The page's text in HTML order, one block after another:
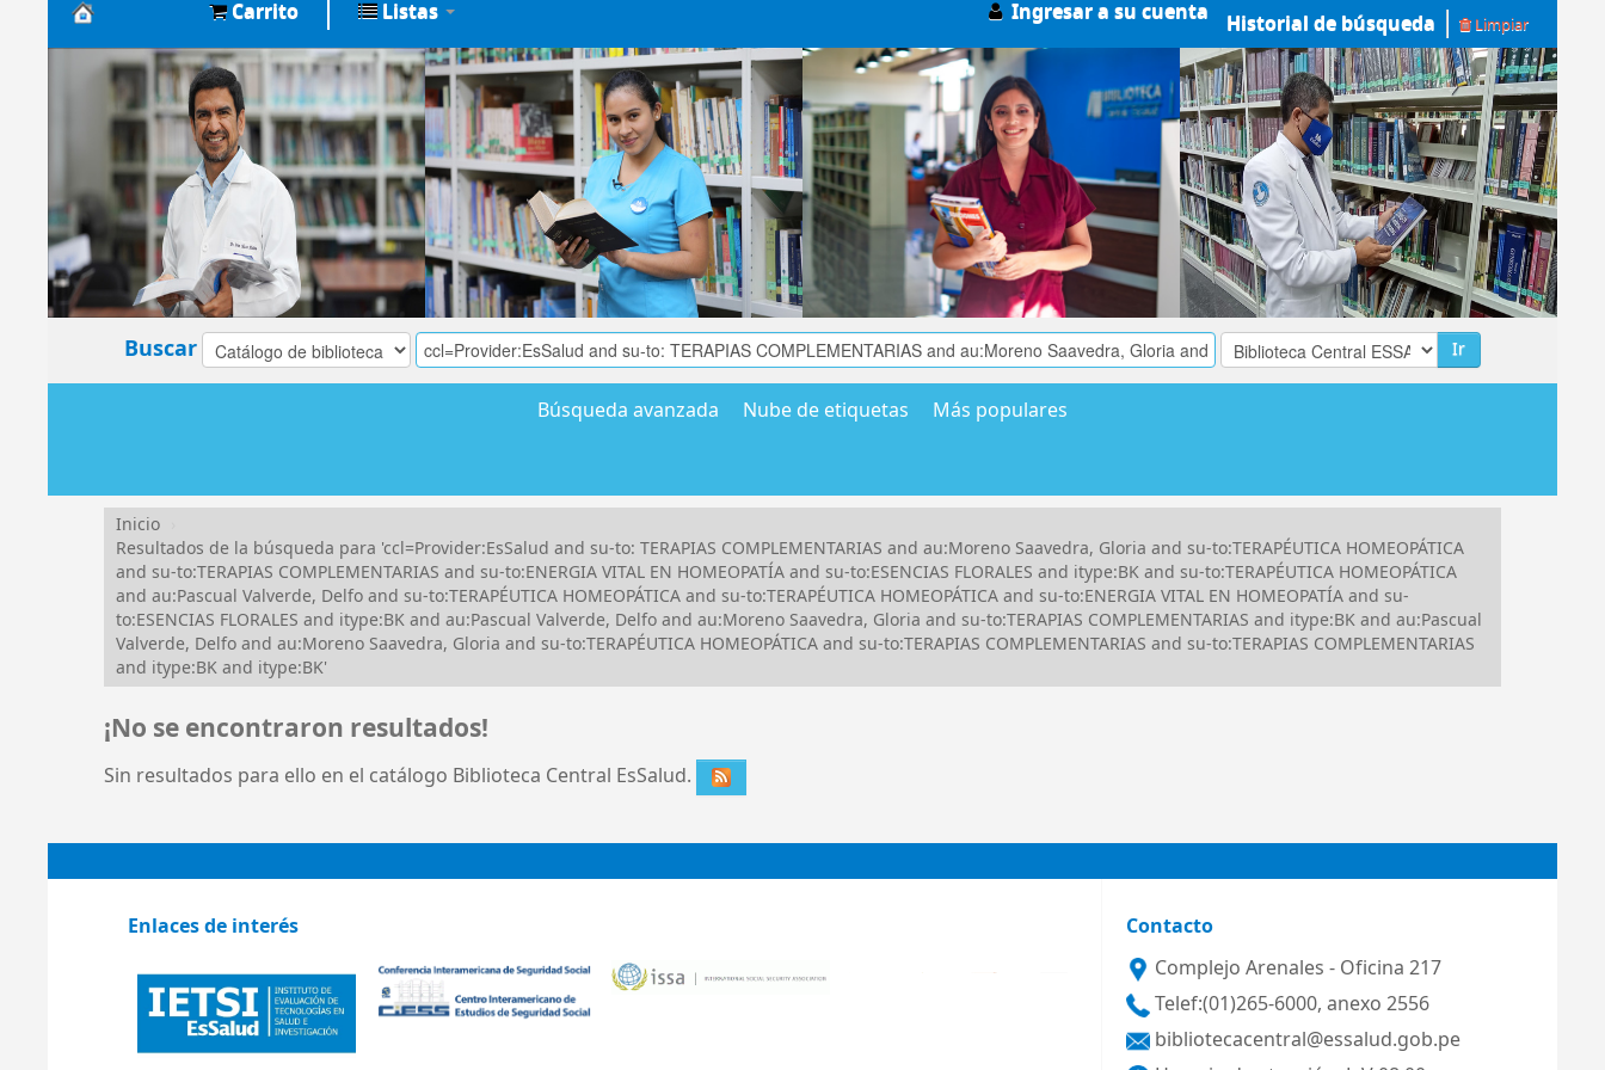
Biblioteca
Central
EsSalud
Carrito Listas Ingresar a su cuenta Historial de búsqueda Limpiar
Buscar Ir
Búsqueda avanzada Nube de etiquetas Más populares
Inicio
Resultados de la búsqueda para 'ccl=Provider:EsSalud and su-to: TERAPIAS COMPLEMENTARIAS and au:Moreno Saavedra, Gloria and su-to:TERAPÉUTICA HOMEOPÁTICA
and su-to:TERAPIAS COMPLEMENTARIAS and su-to:ENERGIA VITAL EN HOMEOPATÍA and su-to:ESENCIAS FLORALES and itype:BK and su-to:TERAPÉUTICA HOMEOPÁTICA
and au:Pascual Valverde, Delfo and su-to:TERAPÉUTICA HOMEOPÁTICA and su-to:TERAPÉUTICA HOMEOPÁTICA and su-to:ENERGIA VITAL EN HOMEOPATÍA and su-
to:ESENCIAS FLORALES and itype:BK and au:Pascual Valverde, Delfo and au:Moreno Saavedra, Gloria and su-to:TERAPIAS COMPLEMENTARIAS and itype:BK and au:Pascual
Valverde, Delfo and au:Moreno Saavedra, Gloria and su-to:TERAPÉUTICA HOMEOPÁTICA and su-to:TERAPIAS COMPLEMENTARIAS and su-to:TERAPIAS COMPLEMENTARIAS
and itype:BK and itype:BK'
¡No se encontraron resultados!
Sin resultados para ello en el catálogo Biblioteca Central EsSalud.
Enlaces de interés
Contacto
Complejo Arenales - Oficina 217
Telef:(01)265-6000, anexo 2556
bibliotecacentral@essalud.gob.pe